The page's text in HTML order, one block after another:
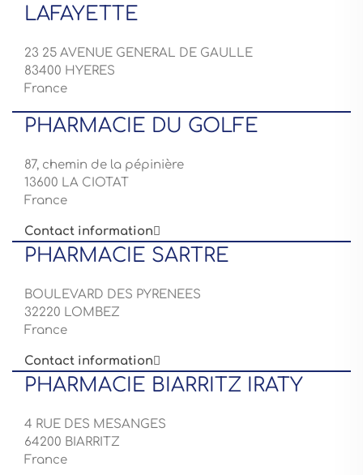
LAFAYETTE
23 25 AVENUE GENERAL DE GAULLE
83400 HYERES
France
PHARMACIE DU GOLFE
87, chemin de la pépinière
13600 LA CIOTAT
France
Contact information
PHARMACIE SARTRE
BOULEVARD DES PYRENEES
32220 LOMBEZ
France
Contact information
PHARMACIE BIARRITZ IRATY
4 RUE DES MESANGES
64200 BIARRITZ
France